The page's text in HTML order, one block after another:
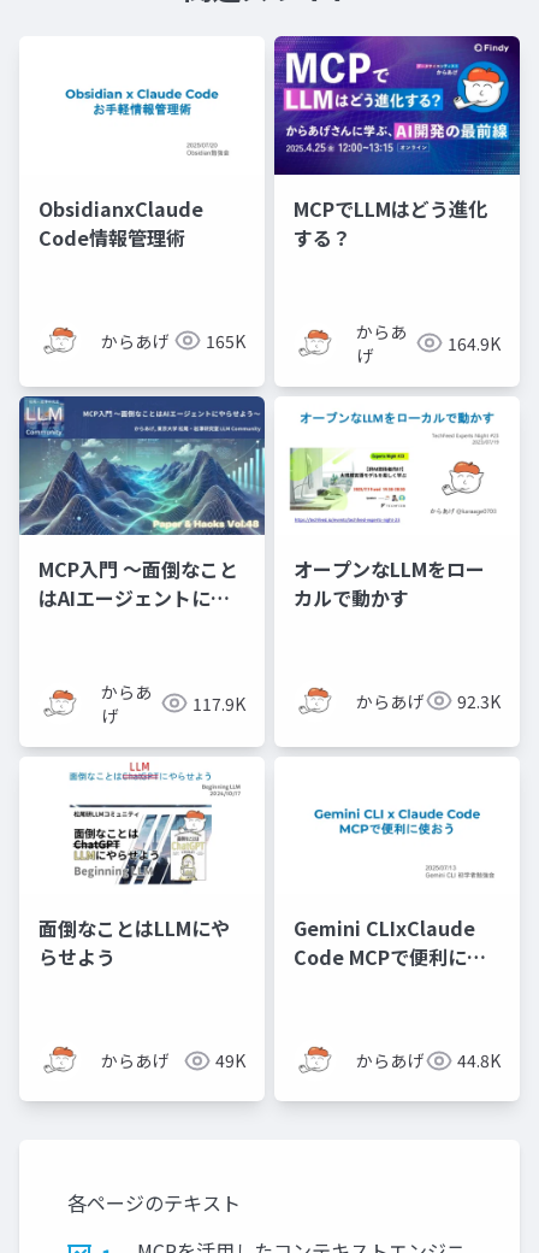
ObsidianxClaude
Code情報管理術
からあげ 165K
MCPでLLMはどう進化
する？
からあ
げ
164.9K
MCP入門 〜面倒なこと
はAIエージェントにや
からあ
げ
117.9K
オープンなLLMをロー
カルで動かす
からあげ 92.3K
面倒なことはLLMにや
らせよう
からあげ 49K
Gemini CLIxClaude
Code MCPで便利に使
からあげ 44.8K
各ページのテキスト